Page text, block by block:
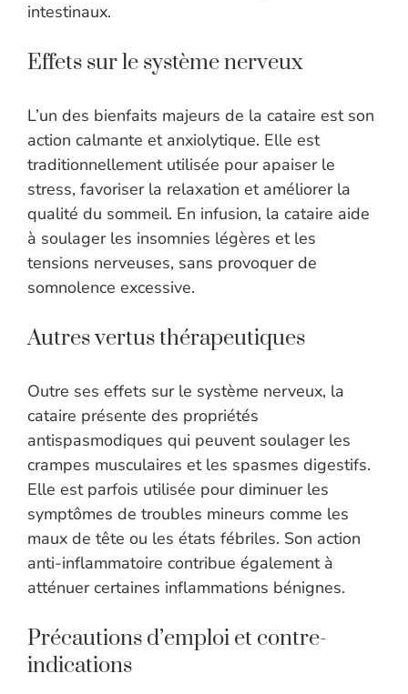
intestinaux.
Effets sur le système nerveux
L’un des bienfaits majeurs de la cataire est son
action calmante et anxiolytique. Elle est
traditionnellement utilisée pour apaiser le
stress, favoriser la relaxation et améliorer la
qualité du sommeil. En infusion, la cataire aide
à soulager les insomnies légères et les
tensions nerveuses, sans provoquer de
somnolence excessive.
Autres vertus thérapeutiques
Outre ses effets sur le système nerveux, la
cataire présente des propriétés
antispasmodiques qui peuvent soulager les
crampes musculaires et les spasmes digestifs.
Elle est parfois utilisée pour diminuer les
symptômes de troubles mineurs comme les
maux de tête ou les états fébriles. Son action
anti-inflammatoire contribue également à
atténuer certaines inflammations bénignes.
Précautions d’emploi et contre-
indications